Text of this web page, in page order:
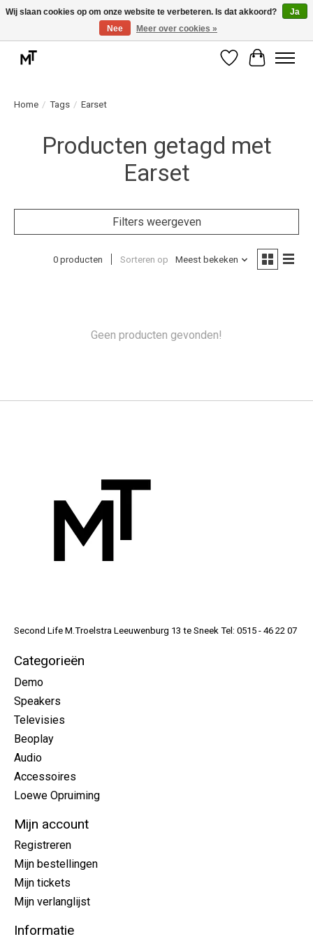
Deskundige installatie of montage nodig? Vraag ons naar de mogelijkheden.
Verlanglijst
Home / Tags / Earset
Producten getagd met
Earset
Filters weergeven
0 producten Sorteren op Meest bekeken
Geen producten gevonden!
Second Life M.Troelstra Leeuwenburg 13 te Sneek Tel: 0515 - 46 22 07
Categorieën
Demo
Speakers
Televisies
Beoplay
Audio
Accessoires
Loewe Opruiming
Mijn account
Registreren
Mijn bestellingen
Mijn tickets
Mijn verlanglijst
Informatie
Wij slaan cookies op om onze website te verbeteren. Is dat akkoord?
Ja
Nee
Meer over cookies »